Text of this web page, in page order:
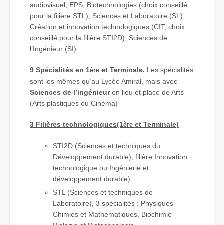
audiovisuel, EPS, Biotechnologies (choix conseillé
pour la filière STL), Sciences et Laboratoire (SL),
Création et innovation technologiques (CIT, choix
conseillé pour la filière STI2D), Sciences de
l’Ingénieur (SI)
9 Spécialités en 1ère et Terminale. Les spécialités
sont les mêmes qu’au Lycée Amiral, mais avec
Sciences de l’ingénieuren lieu et place de Arts
(Arts plastiques ou Cinéma)
3 Filières technologiques(1ère et Terminale)
STI2D (Sciences et techniques du
Développement durable), filière Innovation
technologique ou Ingénierie et
développement durable)
STL (Sciences et techniques de
Laboratoire), 3 spécialités : Physiques-
Chimies et Mathématiques, Biochimie-